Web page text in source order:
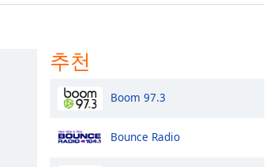
추천
Boom 97.3
Bounce Radio